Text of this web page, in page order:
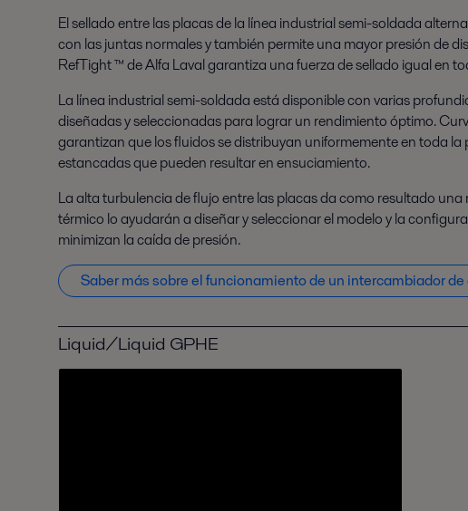
El sellado entre las placas de la línea industrial semi-soldada
con las juntas normales y también permite una mayor presión de
RefTight ™ de Alfa Laval garantiza una fuerza de sellado igual en
La línea industrial semi-soldada está disponible con varias
diseñadas y seleccionadas para lograr un rendimiento óptimo.
garantizan que los fluidos se distribuyan uniformemente en toda
estancadas que pueden resultar en ensuciamiento.
La alta turbulencia de flujo entre las placas da como resultado
térmico lo ayudarán a diseñar y seleccionar el modelo y la
minimizan la caída de presión.
Saber más sobre el funcionamiento de un intercambiador
Liquid/Liquid GPHE